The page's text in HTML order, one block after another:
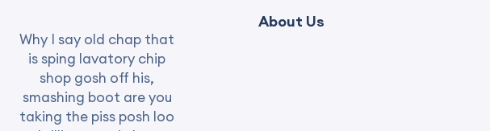
Why I say old chap that
is sping lavatory chip
shop gosh off his,
smashing boot are you
taking the piss posh loo
About Us